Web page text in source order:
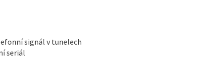
signál v tunelech
seriál